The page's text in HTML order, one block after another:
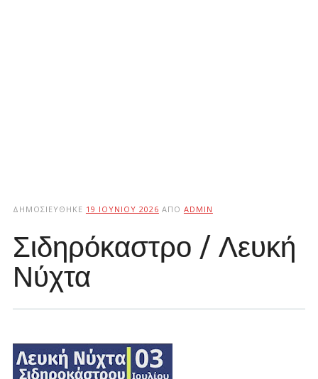
ΔΗΜΟΣΙΕΎΘΗΚΕ 19 ΙΟΥΝΊΟΥ 2026 ΑΠΌ ADMIN
Σιδηρόκαστρο / Λευκή
Νύχτα